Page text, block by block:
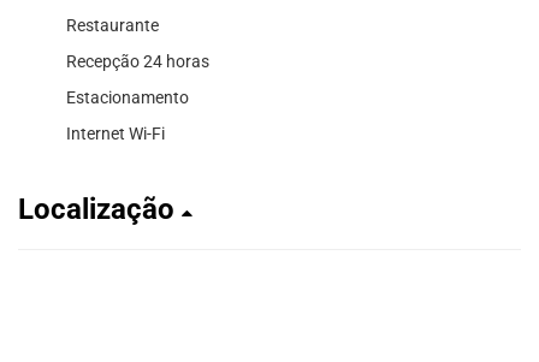
Restaurante
Recepção 24 horas
Estacionamento
Internet Wi-Fi
Localização